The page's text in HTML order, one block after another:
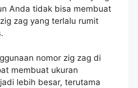
Anda tidak bisa membuat
zag yang terlalu rumit
nomor zig zag di
membuat ukuran
lebih besar, terutama